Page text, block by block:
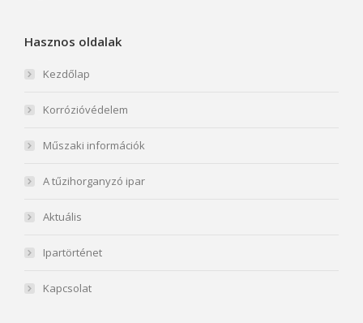
Hasznos oldalak
Kezdőlap
Korrózióvédelem
Műszaki információk
A tűzihorganyzó ipar
Aktuális
Ipartörténet
Kapcsolat